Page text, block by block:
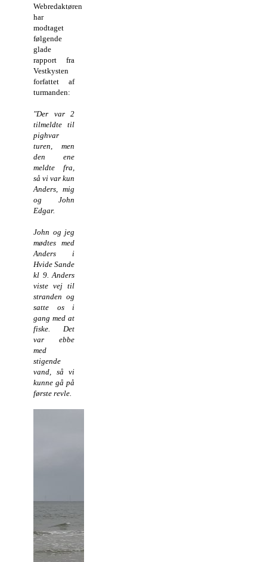
Webredaktøren
har
modtaget
følgende
glade
rapport fra
Vestkysten
forfattet af
turmanden:
"Der var 2
tilmeldte til
pighvar
turen, men
den ene
meldte fra,
så vi var kun
Anders, mig
og John
Edgar.
John og jeg
mødtes med
Anders i
Hvide Sande
kl 9. Anders
viste vej til
stranden og
satte os i
gang med at
fiske. Det
var ebbe
med
stigende
vand, så vi
kunne gå på
første revle.